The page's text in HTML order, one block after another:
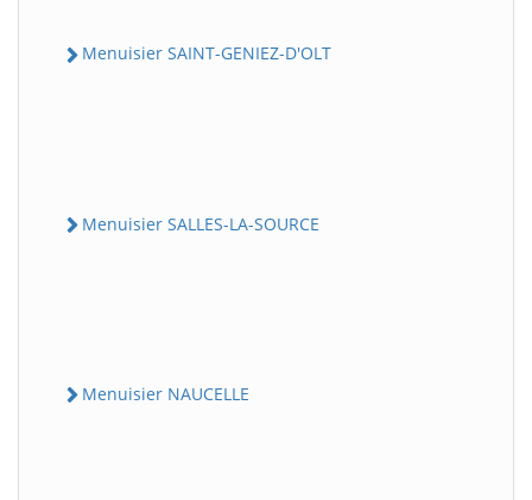
Menuisier SAINT-GENIEZ-D'OLT
Menuisier SALLES-LA-SOURCE
Menuisier NAUCELLE